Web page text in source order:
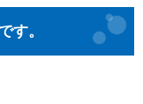
す。